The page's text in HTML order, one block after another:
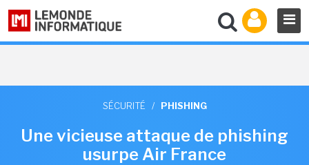
SÉCURITÉ / PHISHING
Une vicieuse attaque de phishing
usurpe Air France